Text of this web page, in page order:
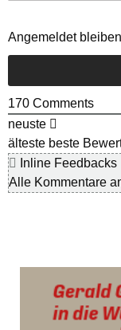
Angemeldet bleiben
170 Comments
neuste
älteste beste
Inline Feedbacks
Alle Kommentare